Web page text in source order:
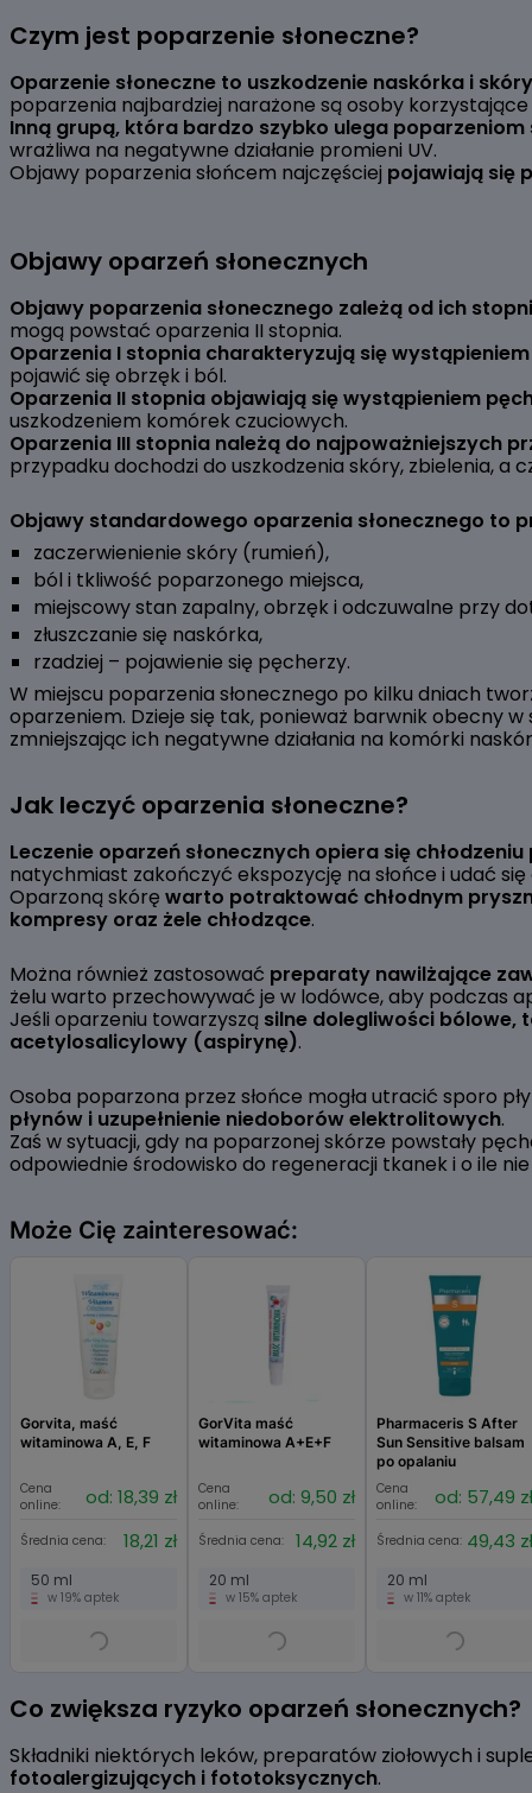
Czym jest poparzenie słoneczne?
Oparzenie słoneczne to uszkodzenie naskórka i
poparzenia najbardziej narażone są osoby
Inną grupą, która bardzo szybko ulega
wrażliwa na negatywne działanie promieni UV.
Objawy poparzenia słońcem najczęściej pojawiają się
Objawy oparzeń słonecznych
Objawy poparzenia słonecznego zależą od ich
mogą powstać oparzenia II stopnia.
Oparzenia I stopnia charakteryzują się
pojawić się obrzęk i ból.
Oparzenia II stopnia objawiają się wystąpieniem
uszkodzeniem komórek czuciowych.
Oparzenia III stopnia należą do najpoważniejszych
przypadku dochodzi do uszkodzenia skóry, zbielenia, a
Objawy standardowego oparzenia słonecznego to
zaczerwienienie skóry (rumień),
ból i tkliwość poparzonego miejsca,
miejscowy stan zapalny, obrzęk i odczuwalne przy
złuszczanie się naskórka,
rzadziej – pojawienie się pęcherzy.
W miejscu poparzenia słonecznego po kilku dniach
oparzeniem. Dzieje się tak, ponieważ barwnik obecny
zmniejszając ich negatywne działania na komórki
Jak leczyć oparzenia słoneczne?
Leczenie oparzeń słonecznych opiera się
natychmiast zakończyć ekspozycję na słońce i udać
Oparzoną skórę warto potraktować chłodnym
kompresy oraz żele chłodzące.
Można również zastosować preparaty nawilżające
żelu warto przechowywać je w lodówce, aby podczas
Jeśli oparzeniu towarzyszą silne dolegliwości bólowe,
acetylosalicylowy (aspirynę).
Osoba poparzona przez słońce mogła utracić sporo
płynów i uzupełnienie niedoborów elektrolitowych.
Zaś w sytuacji, gdy na poparzonej skórze powstały
odpowiednie środowisko do regeneracji tkanek i o ile
Może Cię zainteresować:
Gorvita, maść
witaminowa A, E, F
Cena
online:
od: 18,39 zł
Średnia cena: 18,21 zł
50 ml
w 19% aptek
GorVita maść
witaminowa A+E+F
Cena
online:
od: 9,50 zł
Średnia cena: 14,92 zł
20 ml
w 15% aptek
Pharmaceris S After
Sun Sensitive balsam
po opalaniu
Cena
online:
od: 57,49 zł
Średnia cena: 49,43 zł
20 ml
w 11% aptek
1
8
Co zwiększa ryzyko oparzeń słonecznych?
Składniki niektórych leków, preparatów ziołowych i
fotoalergizujących i fototoksycznych.